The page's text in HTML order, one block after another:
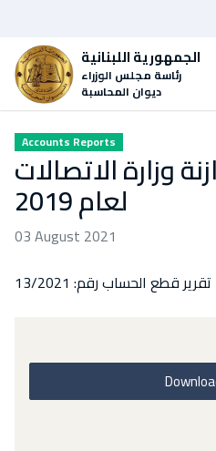
الجمهورية اللبنانية
رئاسة مجلس الوزراء
ديوان المحاسبة
Accounts Reports
وزارة الاتصالات
لعام 2019
03 August 2021
تقرير قطع الحساب رقم: 13/2021